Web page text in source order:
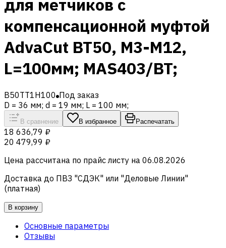
для метчиков с
компенсационной муфтой
AdvaCut BT50, M3-M12,
L=100мм; MAS403/BT;
B50TT1H100 Под заказ
D = 36 мм; d = 19 мм; L = 100 мм;
В сравнение В избранное Распечатать
18 636,79 ₽
20 479,99 ₽
Цена рассчитана по прайс листу на 06.08.2026
Доставка до ПВЗ "СДЭК" или "Деловые Линии"
(платная)
В корзину
Основные параметры
Отзывы